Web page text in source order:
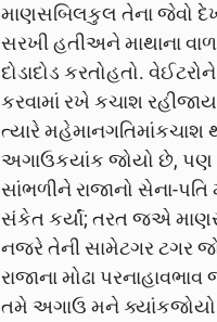
માણસબિલકુલ તેના જેવો
સરખી હતીઅને માથાના
દોડાદોડ કરતોહતો.
કરવામાં રખે કચાશ
ત્યારે મહેમાનગતિમાંકચાશ
અગાઉકયાંક જોયો છે,
સાંભળીને રાજાનો સેના-
સંકેત કર્યાં; તરત જએ
નજરે તેની સામેટગર ટગર
રાજાના મોઢા
તમે અગાઉ મને ક્યાંકજોયો